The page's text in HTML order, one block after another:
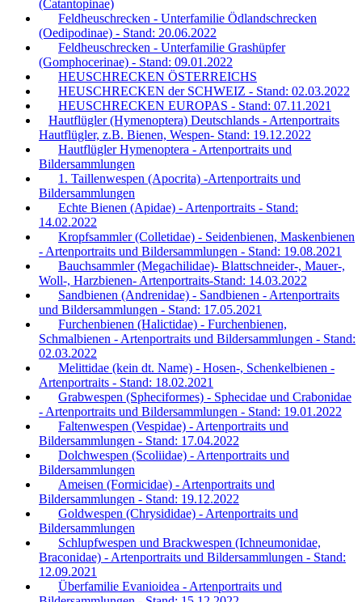
(Catantopinae)
Feldheuschrecken - Unterfamilie Ödlandschrecken
(Oedipodinae) - Stand: 20.06.2022
Feldheuschrecken - Unterfamilie Grashüpfer
(Gomphocerinae) - Stand: 09.01.2022
HEUSCHRECKEN ÖSTERREICHS
HEUSCHRECKEN der SCHWEIZ - Stand: 02.03.2022
HEUSCHRECKEN EUROPAS - Stand: 07.11.2021
Hautflügler (Hymenoptera) Deutschlands - Artenportraits
Hautflügler, z.B. Bienen, Wespen- Stand: 19.12.2022
Hautflügler Hymenoptera - Artenportraits und
Bildersammlungen
1. Taillenwespen (Apocrita) -Artenportraits und
Bildersammlungen
Echte Bienen (Apidae) - Artenportraits - Stand:
14.02.2022
Kropfsammler (Colletidae) - Seidenbienen, Maskenbienen
- Artenportraits und Bildersammlungen - Stand: 19.08.2021
Bauchsammler (Megachilidae)- Blattschneider-, Mauer-,
Woll-, Harzbienen- Artenportraits-Stand: 14.03.2022
Sandbienen (Andrenidae) - Sandbienen - Artenportraits
und Bildersammlungen - Stand: 17.05.2021
Furchenbienen (Halictidae) - Furchenbienen,
Schmalbienen - Artenportraits und Bildersammlungen - Stand:
02.03.2022
Melittidae (kein dt. Name) - Hosen-, Schenkelbienen -
Artenportraits - Stand: 18.02.2021
Grabwespen (Spheciformes) - Sphecidae und Crabonidae
- Artenportraits und Bildersammlungen - Stand: 19.01.2022
Faltenwespen (Vespidae) - Artenportraits und
Bildersammlungen - Stand: 17.04.2022
Dolchwespen (Scoliidae) - Artenportraits und
Bildersammlungen
Ameisen (Formicidae) - Artenportraits und
Bildersammlungen - Stand: 19.12.2022
Goldwespen (Chrysididae) - Artenportraits und
Bildersammlungen
Schlupfwespen und Brackwespen (Ichneumonidae,
Braconidae) - Artenportraits und Bildersammlungen - Stand:
12.09.2021
Überfamilie Evanioidea - Artenportraits und